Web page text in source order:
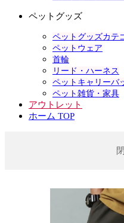
ペットグッズ
ペットグッズカテ
ペットウェア
首輪
リード・ハーネス
ペットキャリーバ
ペット雑貨・家具
アウトレット
ホーム TOP